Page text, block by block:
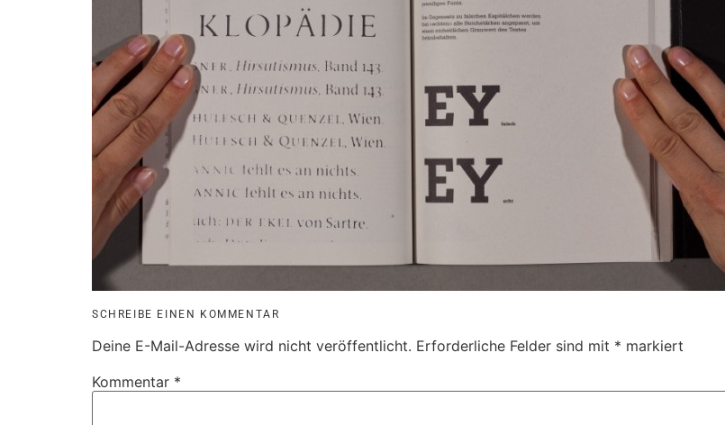
SCHREIBE EINEN KOMMENTAR
Deine E-Mail-Adresse wird nicht veröffentlicht. Erforderliche Felder sind mit * markiert
Kommentar *